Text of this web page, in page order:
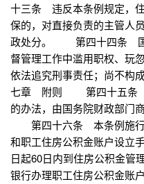
十三条 违反本条例规定，
保的，对直接负责的主管人
政处分。 第四十四条 国
督管理工作中滥用职权、玩
依法追究刑事责任；尚不构
七章 附则 第四十五条
的办法，由国务院财政部门
第四十六条 本条例施行
和职工住房公积金账户设立
日起60日内到住房公积金管
银行办理职工住房公积金